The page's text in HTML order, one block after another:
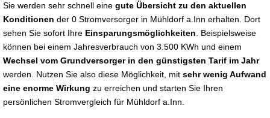
Sie werden sehr schnell eine gute Übersicht zu den aktuellen
Konditionen der 0 Stromversorger in Mühldorf a.Inn erhalten. Dort
sehen Sie sofort Ihre Einsparungsmöglichkeiten . Beispielsweise
können bei einem Jahresverbrauch von 3.500 KWh und einem
Wechsel vom Grundversorger in den günstigsten Tarif im Jahr
werden. Nutzen Sie also diese Möglichkeit, mit sehr wenig Aufwand
eine enorme Wirkung zu erreichen und starten Sie Ihren
persönlichen Stromvergleich für Mühldorf a.Inn.